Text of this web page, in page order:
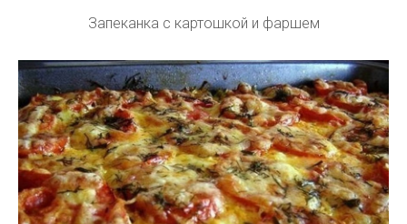
Запеканка с картошкой и фаршем